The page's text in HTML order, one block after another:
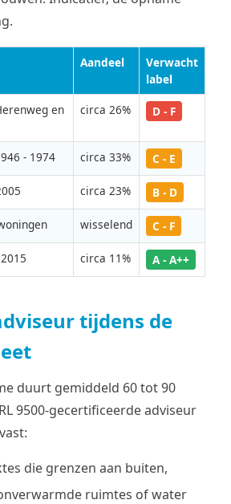
Aandeel
Verwacht
label
en
circa 26% D - F
- 1974 circa 33% C - E
circa 23% B - D
wisselend C - F
circa 11% A - A++
tijdens de
duurt gemiddeld 60 tot 90
9500-gecertificeerde adviseur
die grenzen aan buiten,
ruimtes of water